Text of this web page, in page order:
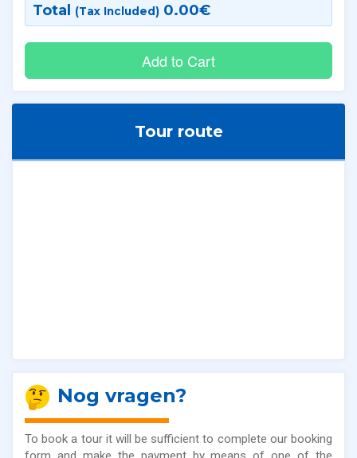
Total (Tax Included) 0.00€
Tour route
Nog vragen?
To book a tour it will be sufficient to complete our booking